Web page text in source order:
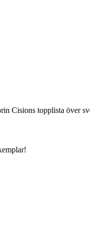
Cisions topplista över